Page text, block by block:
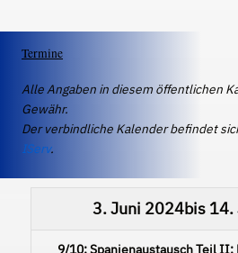
Termine
Alle Angaben in diesem öffentlichen
Gewähr.
Der verbindliche Kalender befindet
IServ.
3. Juni 2024bis 14.
9/10: Spanienaustausch Teil II: